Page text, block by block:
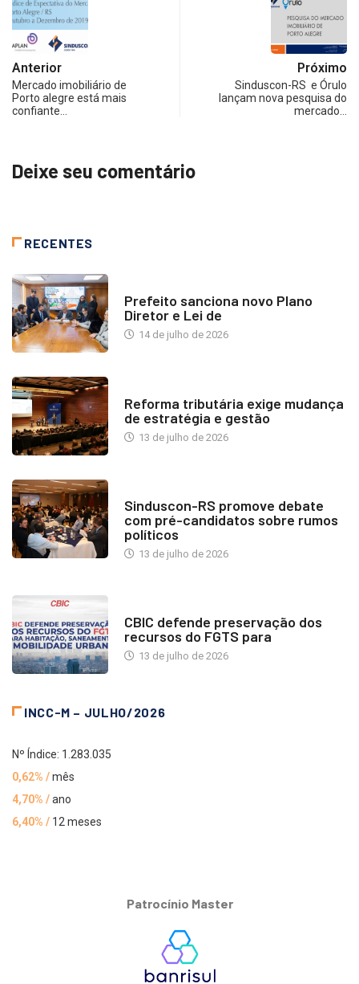
Anterior
Mercado imobiliário de
Porto alegre está mais
confiante…
Próximo
Sinduscon-RS e Órulo
lançam nova pesquisa do
mercado…
Deixe seu comentário
RECENTES
Prefeito sanciona novo Plano
Diretor e Lei de
14 de julho de 2026
Reforma tributária exige mudança
de estratégia e gestão
13 de julho de 2026
Sinduscon-RS promove debate
com pré-candidatos sobre rumos
políticos
13 de julho de 2026
CBIC defende preservação dos
recursos do FGTS para
13 de julho de 2026
INCC-M – JULHO/2026
Nº Índice: 1.283.035
0,62% /mês
4,70% /ano
6,40% / 12 meses
Patrocínio Master